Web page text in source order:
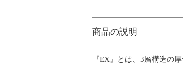
商品の説明
『EX』とは、3層構造の